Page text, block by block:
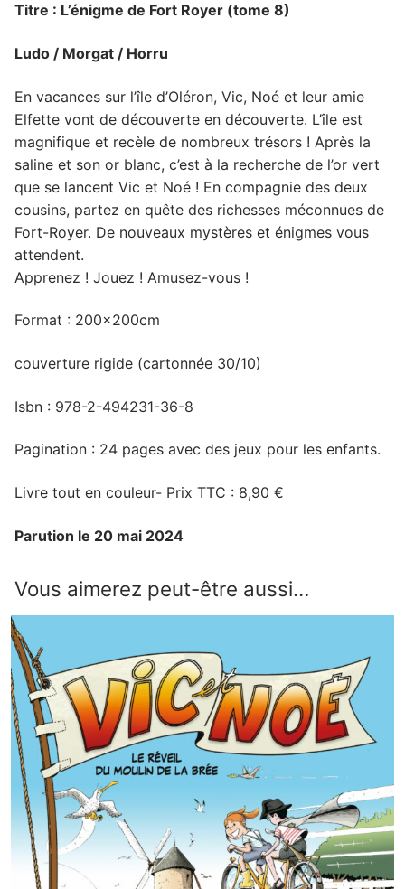
Titre : L’énigme de Fort Royer (tome 8)
Ludo / Morgat / Horru
En vacances sur l’île d’Oléron, Vic, Noé et leur amie
Elfette vont de découverte en découverte. L’île est
magnifique et recèle de nombreux trésors ! Après la
saline et son or blanc, c’est à la recherche de l’or vert
que se lancent Vic et Noé ! En compagnie des deux
cousins, partez en quête des richesses méconnues de
Fort-Royer. De nouveaux mystères et énigmes vous
attendent.
Apprenez ! Jouez ! Amusez-vous !
Format : 200x200cm
couverture rigide (cartonnée 30/10)
Isbn : 978-2-494231-36-8
Pagination : 24 pages avec des jeux pour les enfants.
Livre tout en couleur- Prix TTC : 8,90 €
Parution le 20 mai 2024
Vous aimerez peut-être aussi…